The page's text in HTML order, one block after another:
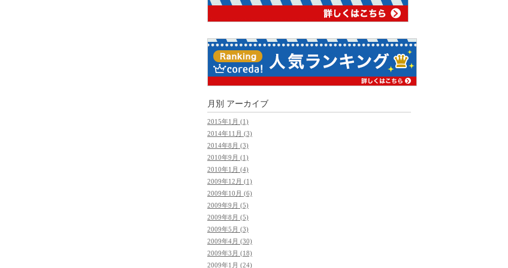
月別 アーカイブ
2015年1月 (1)
2014年11月 (3)
2014年8月 (3)
2010年9月 (1)
2010年1月 (4)
2009年12月 (1)
2009年10月 (6)
2009年9月 (5)
2009年8月 (5)
2009年5月 (3)
2009年4月 (30)
2009年3月 (18)
2009年1月 (24)